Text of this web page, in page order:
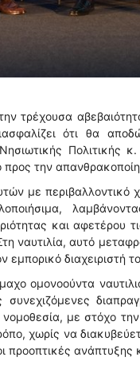
τρέχουσα
ότι θα
Πολιτικής
την
με
και αφετέρου
ναυτιλία, αυτό
διαχειριστή
ομονοούντα
νομοθεσία, με στόχο
χωρίς να
προοπτικές